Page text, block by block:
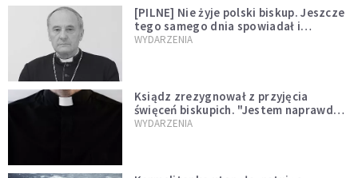
[PILNE] Nie żyje polski biskup. Jeszcze
tego samego dnia spowiadał i
sprawował Mszę świętą
WYDARZENIA
Ksiądz zrezygnował z przyjęcia
święceń biskupich. "Jestem naprawdę
niegodny"
WYDARZENIA